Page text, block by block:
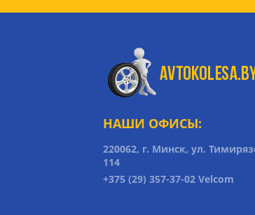
НАШИ ОФИСЫ:
220062, г. Минск, ул.
114
+375 (29) 357-37-02 Velcom